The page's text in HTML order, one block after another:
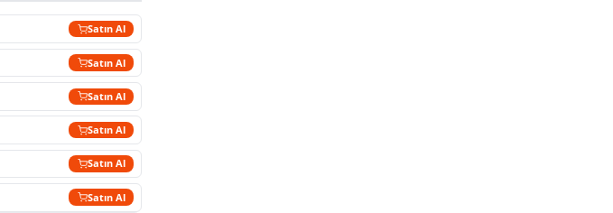
Satın Al
Satın Al
Satın Al
Satın Al
Satın Al
Satın Al